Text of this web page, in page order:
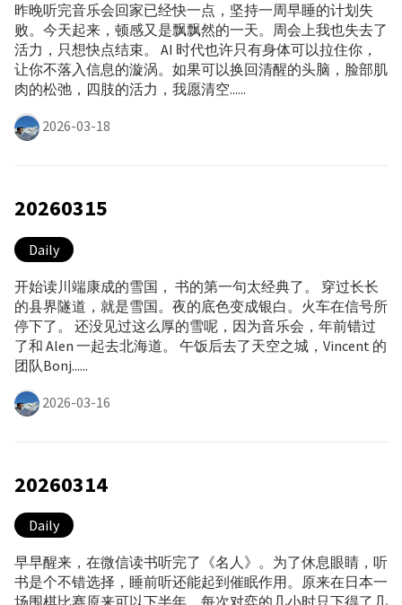
昨晚听完音乐会回家已经快一点，坚持一周早睡的计划失
败。今天起来，顿感又是飘飘然的一天。周会上我也失去了
活力，只想快点结束。 AI 时代也许只有身体可以拉住你，
让你不落入信息的漩涡。如果可以换回清醒的头脑，脸部肌
肉的松弛，四肢的活力，我愿清空......
2026-03-18
20260315
Daily
开始读川端康成的雪国， 书的第一句太经典了。 穿过长长
的县界隧道，就是雪国。夜的底色变成银白。火车在信号所
停下了。 还没见过这么厚的雪呢，因为音乐会，年前错过
了和 Alen 一起去北海道。 午饭后去了天空之城，Vincent 的
团队Bonj......
2026-03-16
20260314
Daily
早早醒来，在微信读书听完了《名人》。为了休息眼睛，听
书是个不错选择，睡前听还能起到催眠作用。原来在日本一